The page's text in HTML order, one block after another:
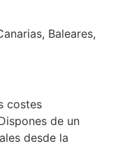
Baleares,
costes
de un
desde la